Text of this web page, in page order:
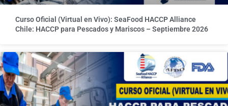
Curso Oficial (Virtual en Vivo): SeaFood HACCP Alliance
Chile: HACCP para Pescados y Mariscos – Septiembre 2026